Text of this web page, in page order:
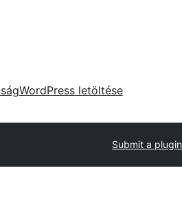
WordPress letöltése
Submit a plugin